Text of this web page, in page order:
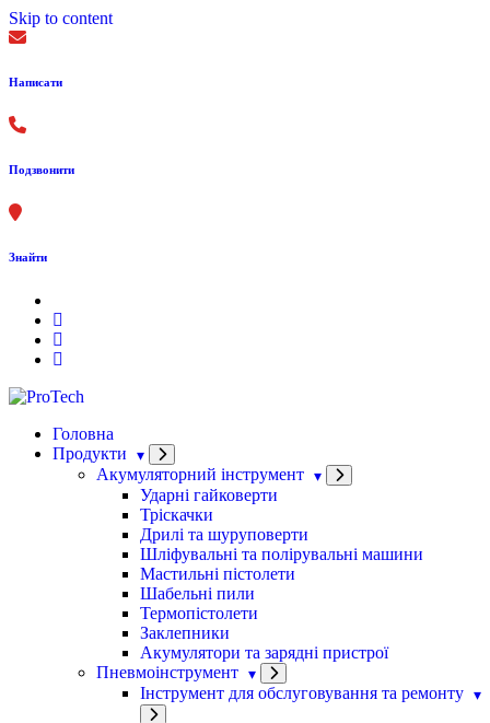
Skip to content
Написати
Подзвонити
Знайти
Головна
Продукти
Акумуляторний інструмент
Ударні гайковерти
Тріскачки
Дрилі та шуруповерти
Шліфувальні та полірувальні машини
Мастильні пістолети
Шабельні пили
Термопістолети
Заклепники
Акумулятори та зарядні пристрої
Пневмоінструмент
Інструмент для обслуговування та ремонту